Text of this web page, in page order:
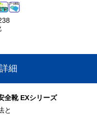
細
全靴 EXシリーズ
と